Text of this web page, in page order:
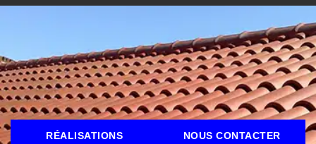
RÉALISATIONS NOUS CONTACTER